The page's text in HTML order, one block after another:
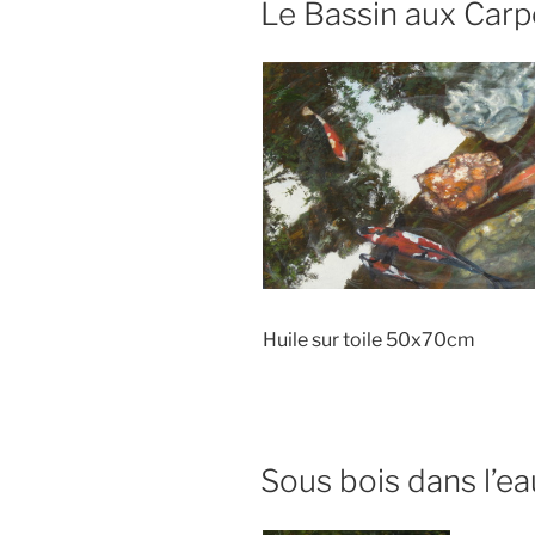
Le Bassin aux
Huile sur toile 50x70cm
Sous bois dans